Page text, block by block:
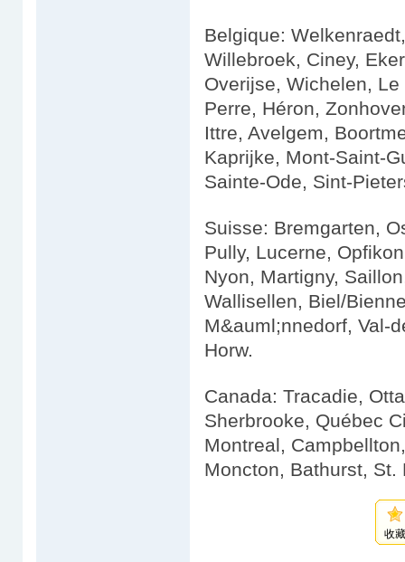
Belgique:
Willebroek, Ciney,
Overijse, Wichelen,
Perre, Héron,
Ittre, Avelgem,
Kaprijke, Mont-Saint-
Sainte-Ode, Sint-
Suisse: Bremgarten,
Pully, Lucerne,
Nyon, Martigny,
Wallisellen, Biel/
M&auml;nnedorf, Val-
Horw.
Canada: Tracadie,
Sherbrooke, Québec
Montreal,
Moncton, Bathurst,
收